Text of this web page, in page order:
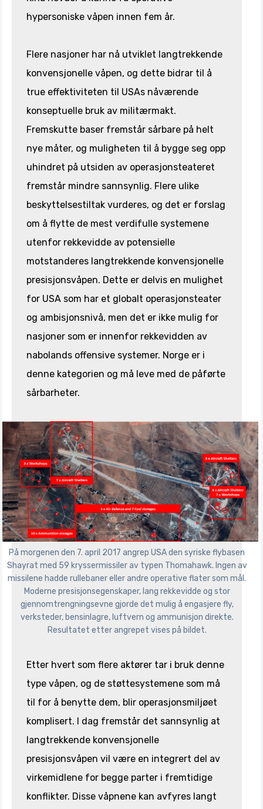
hypersoniske våpen innen fem år.
Flere nasjoner har nå utviklet langtrekkende
konvensjonelle våpen, og dette bidrar til å
true effektiviteten til USAs nåværende
konseptuelle bruk av militærmakt.
Fremskutte baser fremstår sårbare på helt
nye måter, og muligheten til å bygge seg opp
uhindret på utsiden av operasjonsteateret
fremstår mindre sannsynlig. Flere ulike
beskyttelsestiltak vurderes, og det er forslag
om å flytte de mest verdifulle systemene
utenfor rekkevidde av potensielle
motstanderes langtrekkende konvensjonelle
presisjonsvåpen. Dette er delvis en mulighet
for USA som har et globalt operasjonsteater
og ambisjonsnivå, men det er ikke mulig for
nasjoner som er innenfor rekkevidden av
nabolands offensive systemer. Norge er i
denne kategorien og må leve med de påførte
sårbarheter.
På morgenen den 7. april 2017 angrep USA den syriske flybasen
Shayrat med 59 kryssermissiler av typen Thomahawk. Ingen av
missilene hadde rullebaner eller andre operative flater som mål.
Moderne presisjonsegenskaper, lang rekkevidde og stor
gjennomtrengningsevne gjorde det mulig å engasjere fly,
verksteder, bensinlagre, luftvern og ammunisjon direkte.
Resultatet etter angrepet vises på bildet.
Etter hvert som flere aktører tar i bruk denne
type våpen, og de støttesystemene som må
til for å benytte dem, blir operasjonsmiljøet
komplisert. I dag fremstår det sannsynlig at
langtrekkende konvensjonelle
presisjonsvåpen vil være en integrert del av
virkemidlene for begge parter i fremtidige
konflikter. Disse våpnene kan avfyres langt